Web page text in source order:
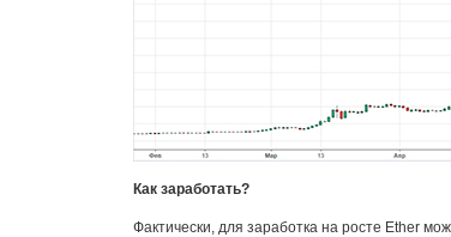
Как заработать?
Фактически, для заработка на росте Ether